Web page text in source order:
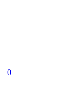
0